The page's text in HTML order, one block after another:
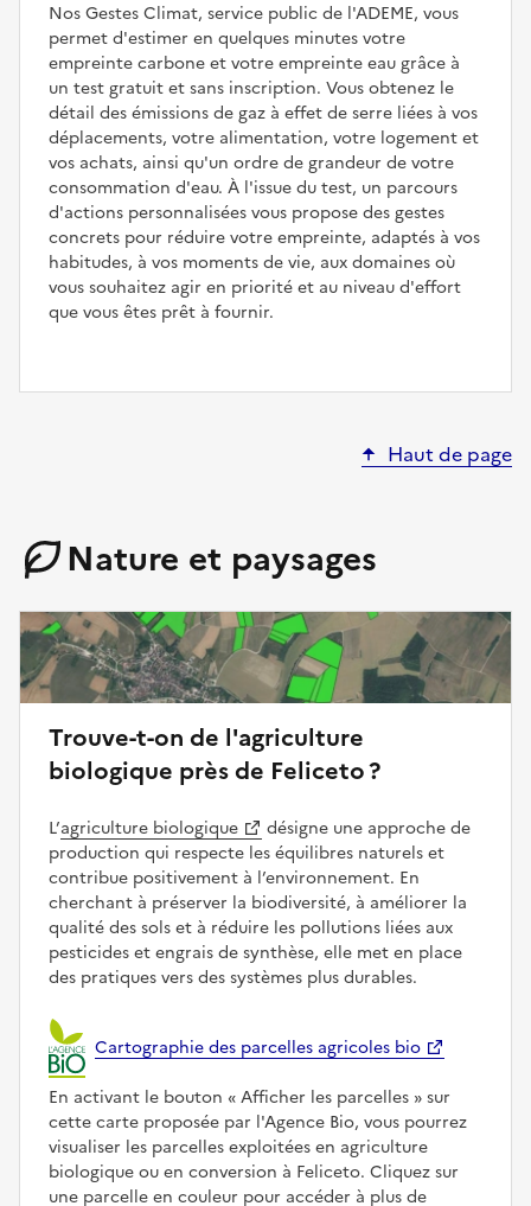
Nos Gestes Climat, service public de l'ADEME, vous
permet d'estimer en quelques minutes votre
empreinte carbone et votre empreinte eau grâce à
un test gratuit et sans inscription. Vous obtenez le
détail des émissions de gaz à effet de serre liées à vos
déplacements, votre alimentation, votre logement et
vos achats, ainsi qu'un ordre de grandeur de votre
consommation d'eau. À l'issue du test, un parcours
d'actions personnalisées vous propose des gestes
concrets pour réduire votre empreinte, adaptés à vos
habitudes, à vos moments de vie, aux domaines où
vous souhaitez agir en priorité et au niveau d'effort
que vous êtes prêt à fournir.
Haut de page
Nature et paysages
Trouve-t-on de l'agriculture
biologique près de Feliceto ?
L’agriculture biologique
désigne une approche de
production qui respecte les équilibres naturels et
contribue positivement à l’environnement. En
cherchant à préserver la biodiversité, à améliorer la
qualité des sols et à réduire les pollutions liées aux
pesticides et engrais de synthèse, elle met en place
des pratiques vers des systèmes plus durables.
Cartographie des parcelles agricoles bio
En activant le bouton Afficher les parcelles
sur
cette carte proposée par l'Agence Bio, vous pourrez
visualiser les parcelles exploitées en agriculture
biologique ou en conversion à Feliceto. Cliquez sur
une parcelle en couleur pour accéder à plus de